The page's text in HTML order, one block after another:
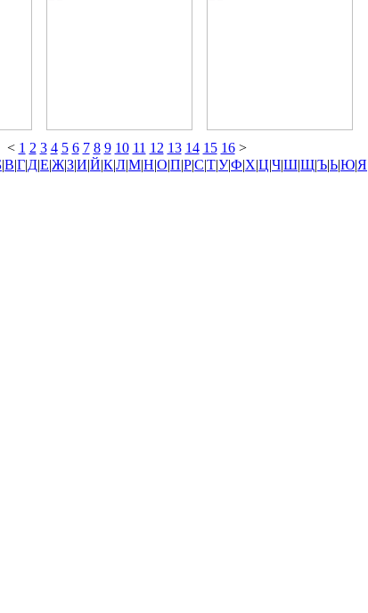
< 1 2 3 4 5 6 7 8 9 10 11 12 13 14 15 16>
|В|Г|Д|Е|Ж|З|И|Й|К|Л|М|Н|О|П|Р|С|Т|У|Ф|Х|Ц|Ч|Ш|Щ|Ъ|Ь|Ю|Я